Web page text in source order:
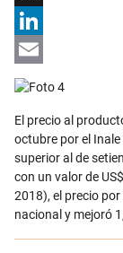
X
LinkedIn
Email
El precio al
octubre por el
superior al de
con un valor de
2018), el precio
nacional y mejoró